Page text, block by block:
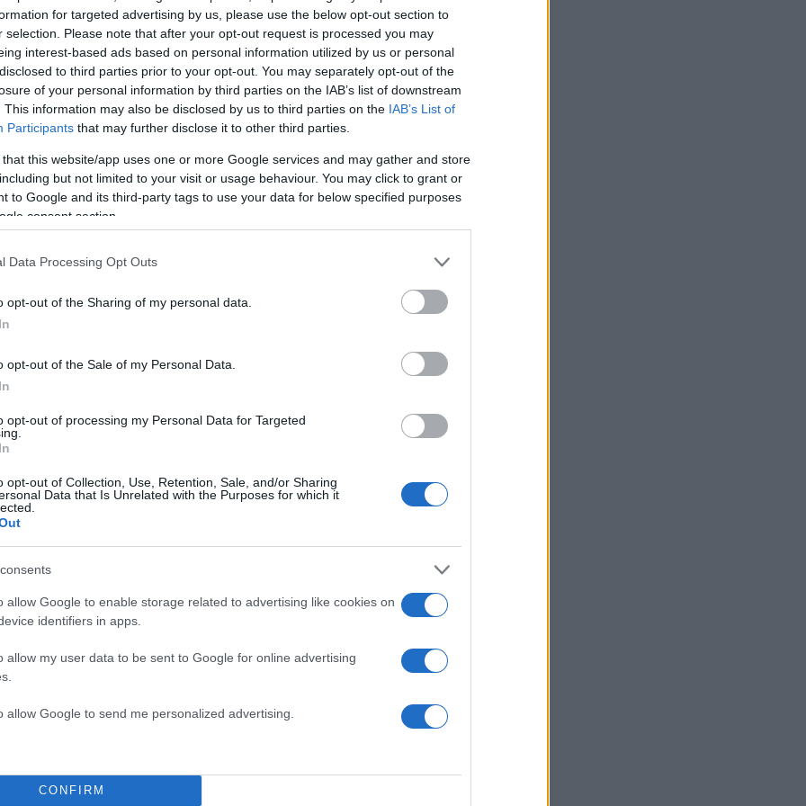
for targeted advertising by us, please use the below opt-out section to
selection. Please note that after your opt-out request is processed you may
interest-based ads based on personal information utilized by us or personal
to third parties prior to your opt-out. You may separately opt-out of the
of your personal information by third parties on the IAB’s list of downstream
This information may also be disclosed by us to third parties on the IAB’s List of
Participants that may further disclose it to other third parties.
that this website/app uses one or more Google services and may gather and store
but not limited to your visit or usage behaviour. You may click to grant or
to Google and its third-party tags to use your data for below specified purposes
consent section.
Data Processing Opt Outs
opt-out of the Sharing of my personal data.
opt-out of the Sale of my Personal Data.
opt-out of processing my Personal Data for Targeted
opt-out of Collection, Use, Retention, Sale, and/or Sharing
Data that Is Unrelated with the Purposes for which it
allow Google to enable storage related to advertising like cookies on
identifiers in apps.
allow my user data to be sent to Google for online advertising
allow Google to send me personalized advertising.
CONFIRM
έγραψε ο
the Big
για
Μάθιου